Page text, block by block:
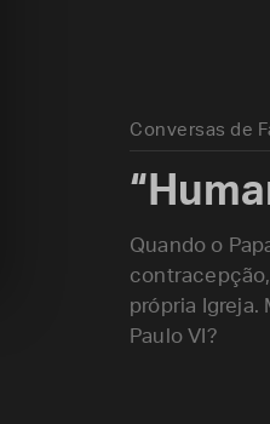
Conversas de
Quando o
própria Igreja.
Paulo VI?